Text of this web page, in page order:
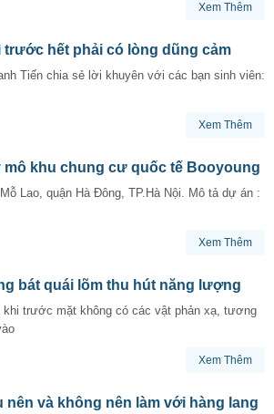
Xem Thêm
trước hết phải có lòng dũng cảm
Tiến chia sẻ lời khuyên với các bạn sinh viên:
Xem Thêm
mô khu chung cư quốc tế Booyoung
Lao, quận Hà Đông, TP.Hà Nội. Mô tả dự án :
Xem Thêm
bát quái lõm thu hút năng lượng
trước mặt không có các vật phản xạ, tương
Xem Thêm
nên và không nên làm với hàng lang